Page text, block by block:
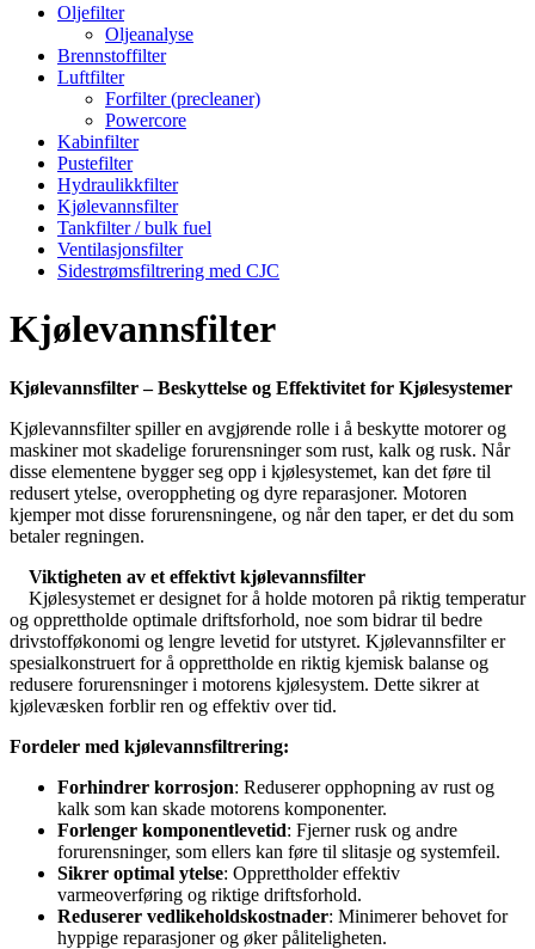
Oljefilter
Oljeanalyse
Brennstoffilter
Luftfilter
Forfilter (precleaner)
Powercore
Kabinfilter
Pustefilter
Hydraulikkfilter
Kjølevannsfilter
Tankfilter / bulk fuel
Ventilasjonsfilter
Sidestrømsfiltrering med CJC
Kjølevannsfilter
Kjølevannsfilter – Beskyttelse og Effektivitet for Kjølesystemer
Kjølevannsfilter spiller en avgjørende rolle i å beskytte motorer og
maskiner mot skadelige forurensninger som rust, kalk og rusk. Når
disse elementene bygger seg opp i kjølesystemet, kan det føre til
redusert ytelse, overoppheting og dyre reparasjoner. Motoren
kjemper mot disse forurensningene, og når den taper, er det du som
betaler regningen.
Viktigheten av et effektivt kjølevannsfilter
Kjølesystemet er designet for å holde motoren på riktig temperatur
og opprettholde optimale driftsforhold, noe som bidrar til bedre
drivstofføkonomi og lengre levetid for utstyret. Kjølevannsfilter er
spesialkonstruert for å opprettholde en riktig kjemisk balanse og
redusere forurensninger i motorens kjølesystem. Dette sikrer at
kjølevæsken forblir ren og effektiv over tid.
Fordeler med kjølevannsfiltrering:
Forhindrer korrosjon: Reduserer opphopning av rust og
kalk som kan skade motorens komponenter.
Forlenger komponentlevetid: Fjerner rusk og andre
forurensninger, som ellers kan føre til slitasje og systemfeil.
Sikrer optimal ytelse: Opprettholder effektiv
varmeoverføring og riktige driftsforhold.
Reduserer vedlikeholdskostnader: Minimerer behovet for
hyppige reparasjoner og øker påliteligheten.